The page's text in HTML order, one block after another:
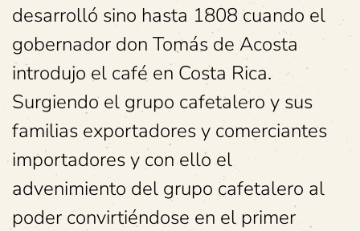
desarrolló sino hasta 1808 cuando el
gobernador don Tomás de Acosta
introdujo el café en Costa Rica.
Surgiendo el grupo cafetalero y sus
familias exportadores y comerciantes
importadores y con ello el
advenimiento del grupo cafetalero al
poder convirtiéndose en el primer